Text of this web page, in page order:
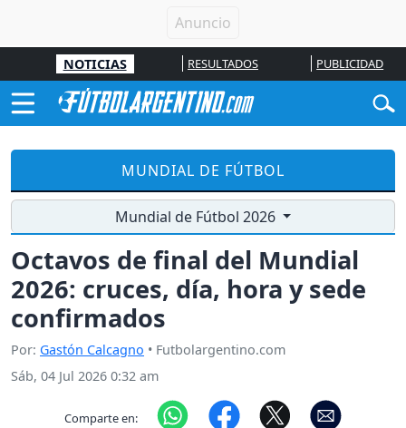
NOTICIAS RESULTADOS PUBLICIDAD
MUNDIAL DE FÚTBOL
Mundial de Fútbol 2026
Octavos de final del Mundial
2026: cruces, día, hora y sede
confirmados
Por: Gastón Calcagno • Futbolargentino.com
Sáb, 04 Jul 2026 0:32 am
Comparte en: